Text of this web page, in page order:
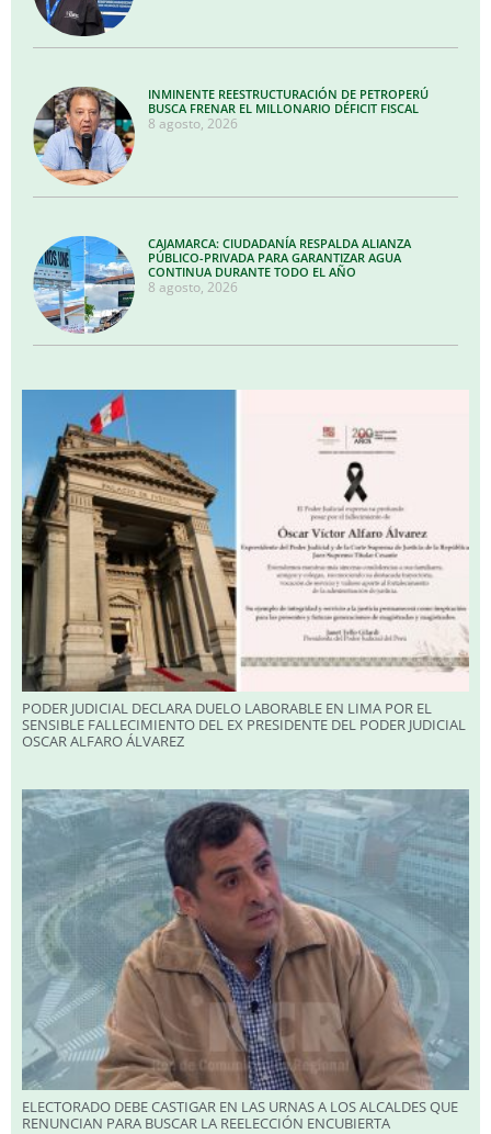
INMINENTE REESTRUCTURACIÓN DE PETROPERÚ
BUSCA FRENAR EL MILLONARIO DÉFICIT FISCAL
8 agosto, 2026
CAJAMARCA: CIUDADANÍA RESPALDA ALIANZA
PÚBLICO-PRIVADA PARA GARANTIZAR AGUA
CONTINUA DURANTE TODO EL AÑO
8 agosto, 2026
PODER JUDICIAL DECLARA DUELO LABORABLE EN LIMA POR EL
SENSIBLE FALLECIMIENTO DEL EX PRESIDENTE DEL PODER JUDICIAL
OSCAR ALFARO ÁLVAREZ
ELECTORADO DEBE CASTIGAR EN LAS URNAS A LOS ALCALDES QUE
RENUNCIAN PARA BUSCAR LA REELECCIÓN ENCUBIERTA